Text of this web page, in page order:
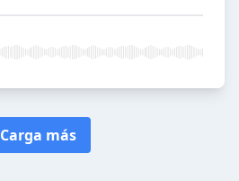
Carga más